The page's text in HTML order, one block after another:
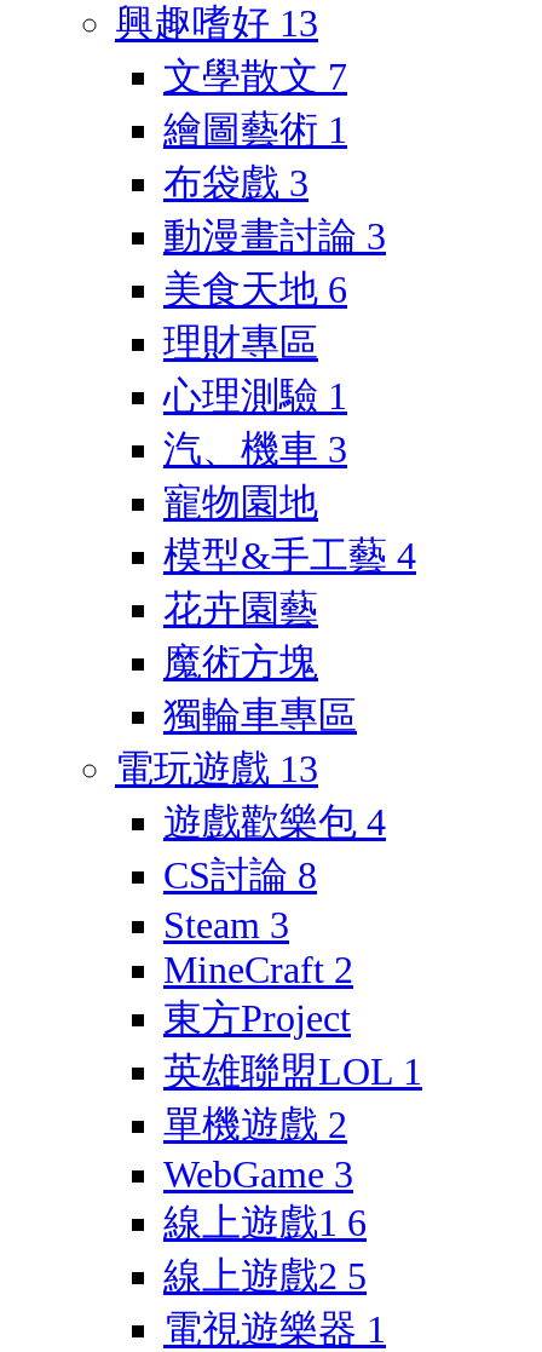
興趣嗜好 13
文學散文 7
繪圖藝術 1
布袋戲 3
動漫畫討論 3
美食天地 6
理財專區
心理測驗 1
汽、機車 3
寵物園地
模型&手工藝 4
花卉園藝
魔術方塊
獨輪車專區
電玩遊戲 13
遊戲歡樂包 4
CS討論 8
Steam 3
MineCraft 2
東方Project
英雄聯盟LOL 1
單機遊戲 2
WebGame 3
線上遊戲1 6
線上遊戲2 5
電視遊樂器 1